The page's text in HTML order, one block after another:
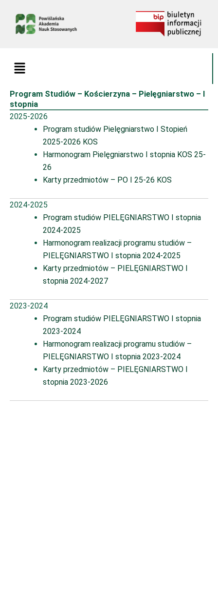
treści
Menu
Program Studiów – Kościerzyna – Pielęgniarstwo – I
stopnia
2025-2026
Program studiów Pielęgniarstwo I Stopień
2025-2026 KOS
Harmonogram Pielęgniarstwo I stopnia KOS 25-
26
Karty przedmiotów – PO I 25-26 KOS
2024-2025
Program studiów PIELĘGNIARSTWO I stopnia
2024-2025
Harmonogram realizacji programu studiów –
PIELĘGNIARSTWO I stopnia 2024-2025
Karty przedmiotów – PIELĘGNIARSTWO I
stopnia 2024-2027
2023-2024
Program studiów PIELĘGNIARSTWO I stopnia
2023-2024
Harmonogram realizacji programu studiów –
PIELĘGNIARSTWO I stopnia 2023-2024
Karty przedmiotów – PIELĘGNIARSTWO I
stopnia 2023-2026